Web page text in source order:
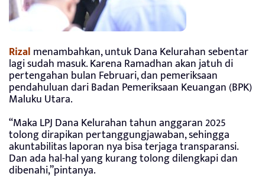
Rizal menambahkan, untuk Dana Kelurahan sebentar
lagi sudah masuk. Karena Ramadhan akan jatuh di
pertengahan bulan Februari, dan pemeriksaan
pendahuluan dari Badan Pemeriksaan Keuangan (BPK)
Maluku Utara.
“Maka LPJ Dana Kelurahan tahun anggaran 2025
tolong dirapikan pertanggungjawaban, sehingga
akuntabilitas laporan nya bisa terjaga transparansi.
Dan ada hal-hal yang kurang tolong dilengkapi dan
dibenahi,”pintanya.